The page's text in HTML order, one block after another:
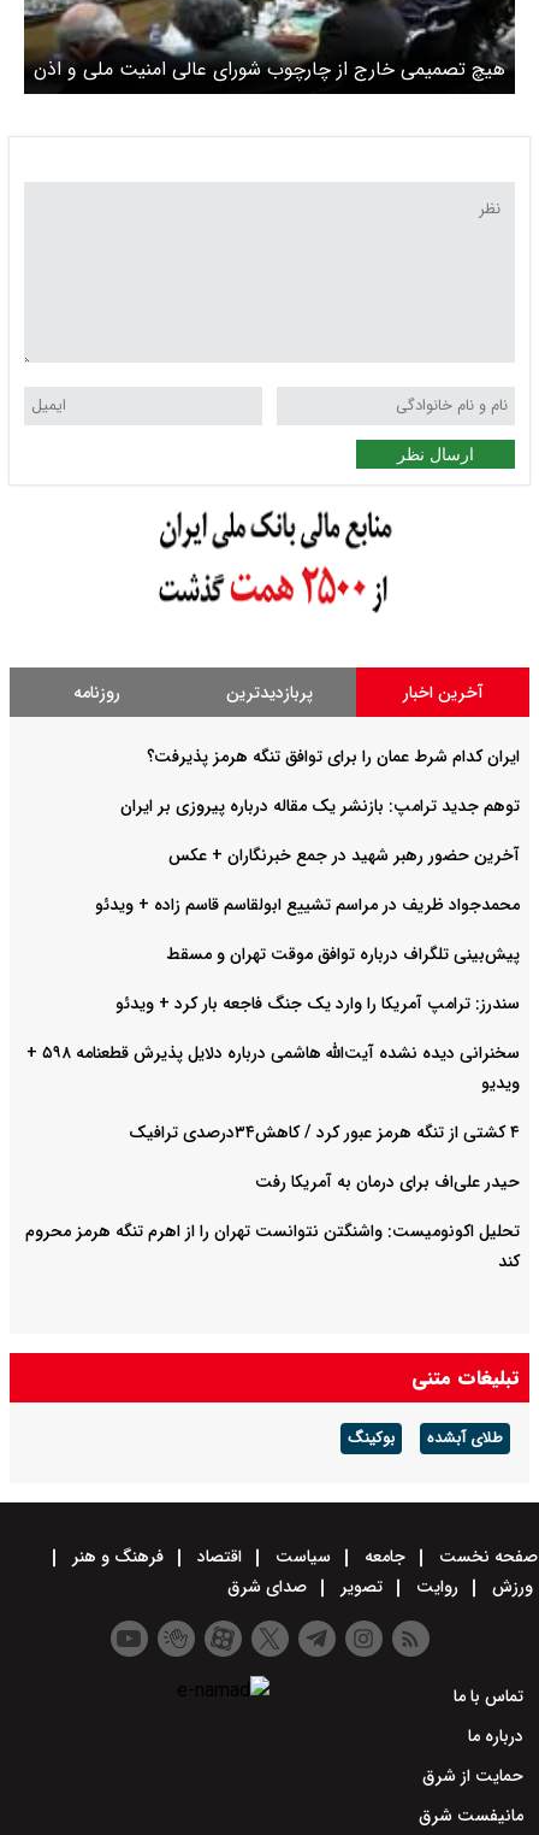
هیچ تصمیمی خارج از چارچوب شورای عالی امنیت ملی و اذن
رهبری اتخاذ نخواهد شد/ دغدغه اصلی امروز ما نه جنگ و
ارسال نظر
آخرین اخبار پربازدیدترین روزنامه
ایران کدام شرط عمان را برای توافق تنگه هرمز پذیرفت؟
توهم جدید ترامپ: بازنشر یک مقاله درباره پیروزی بر ایران
آخرین حضور رهبر شهید در جمع خبرنگاران + عکس
محمدجواد ظریف در مراسم تشییع ابولقاسم قاسم زاده + ویدئو
پیش‌بینی تلگراف درباره توافق موقت تهران و مسقط
سندرز: ترامپ آمریکا را وارد یک جنگ فاجعه بار کرد + ویدئو
سخنرانی دیده نشده آیت‌الله هاشمی درباره دلایل پذیرش قطعنامه ۵۹۸ +
ویدیو
۴ کشتی از تنگه هرمز عبور کرد / کاهش۳۴درصدی ترافیک
حیدر علی‌اف برای درمان به آمریکا رفت
تحلیل اکونومیست: واشنگتن نتوانست تهران را از اهرم تنگه هرمز محروم
کند
تبلیغات متنی
طلای آبشده بوکینگ
صفحه نخست جامعه سیاست اقتصاد
فرهنگ و هنر
ورزش
روایت تصویر صدای شرق
تماس با ما
درباره ما
حمایت از شرق
مانیفست شرق